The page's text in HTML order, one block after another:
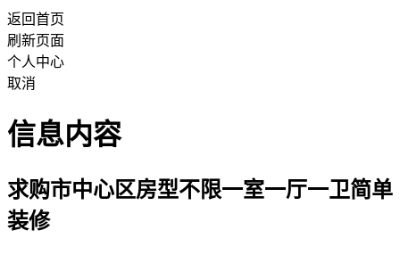
返回首页
刷新页面
个人中心
取消
信息内容
求购市中心区房型不限一室一厅一卫简单
装修